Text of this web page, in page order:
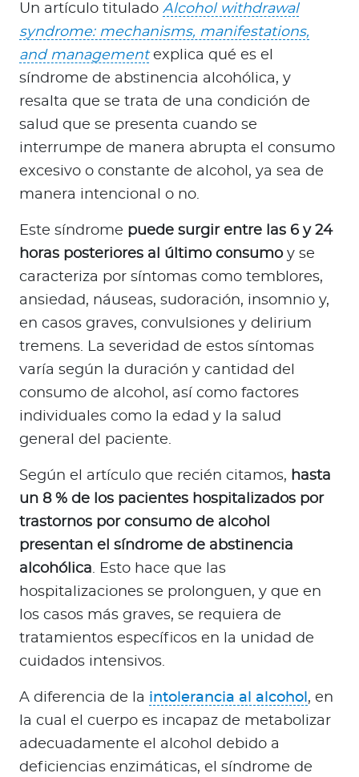
Un artículo titulado Alcohol withdrawal
syndrome: mechanisms, manifestations,
and managementexplica qué es el
síndrome de abstinencia alcohólica, y
resalta que se trata de una condición de
salud que se presenta cuando se
interrumpe de manera abrupta el consumo
excesivo o constante de alcohol, ya sea de
manera intencional o no.
Este síndrome puede surgir entre las 6 y 24
horas posteriores al último consumo y se
caracteriza por síntomas como temblores,
ansiedad, náuseas, sudoración, insomnio y,
en casos graves, convulsiones y delirium
tremens. La severidad de estos síntomas
varía según la duración y cantidad del
consumo de alcohol, así como factores
individuales como la edad y la salud
general del paciente.​
Según el artículo que recién citamos, hasta
un 8 % de los pacientes hospitalizados por
trastornos por consumo de alcohol
presentan el síndrome de abstinencia
alcohólica. Esto hace que las
hospitalizaciones se prolonguen, y que en
los casos más graves, se requiera de
tratamientos específicos en la unidad de
cuidados intensivos.
A diferencia de la intolerancia al alcohol , en
la cual el cuerpo es incapaz de metabolizar
adecuadamente el alcohol debido a
deficiencias enzimáticas, el síndrome de